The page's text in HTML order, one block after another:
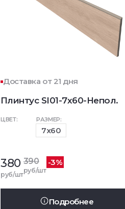
Доставка от 21 дня
Плинтус SI01-7x60-Непол.
ЦВЕТ: РАЗМЕР:
7x60
380
руб/шт
390
руб/шт
-3%
Подробнее